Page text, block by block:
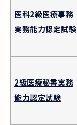
医科2級医療事務
実務能力認定試験
2級医療秘書実務
能力認定試験